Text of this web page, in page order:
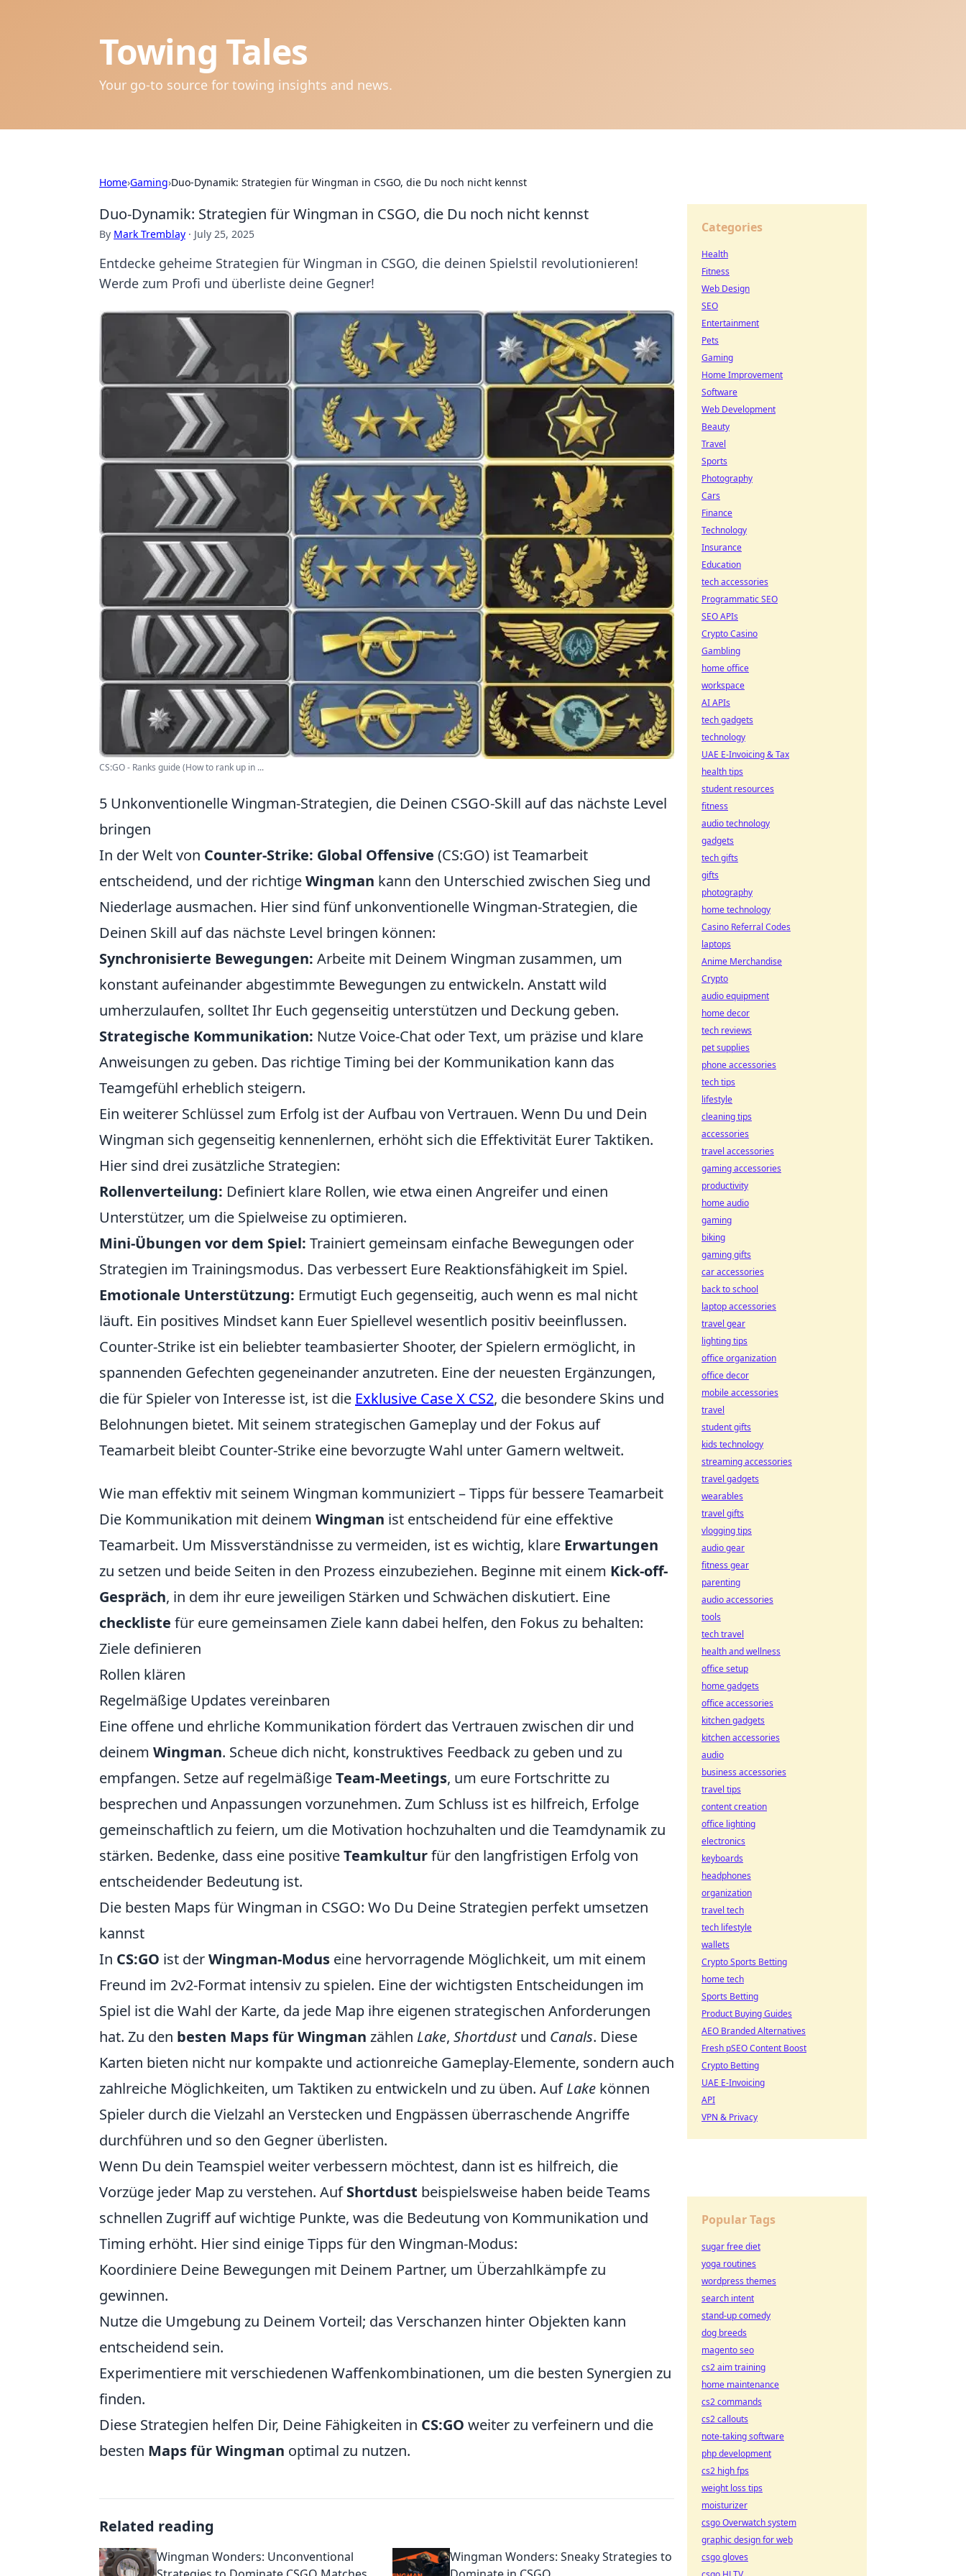
Towing Tales
Your go-to source for towing insights and news.
Home›Gaming›Duo-Dynamik: Strategien für Wingman in CSGO, die Du noch nicht kennst
Duo-Dynamik: Strategien für Wingman in CSGO, die Du noch nicht kennst
By Mark Tremblay · July 25, 2025
Entdecke geheime Strategien für Wingman in CSGO, die deinen Spielstil revolutionieren!
Werde zum Profi und überliste deine Gegner!
CS:GO - Ranks guide (How to rank up in ...
5 Unkonventionelle Wingman-Strategien, die Deinen CSGO-Skill auf das nächste Level
bringen
In der Welt von Counter-Strike: Global Offensive (CS:GO) ist Teamarbeit
entscheidend, und der richtigeWingman kann den Unterschied zwischen Sieg und
Niederlage ausmachen. Hier sind fünf unkonventionelle Wingman-Strategien, die
Deinen Skill auf das nächste Level bringen können:
Synchronisierte Bewegungen: Arbeite mit Deinem Wingman zusammen, um
konstant aufeinander abgestimmte Bewegungen zu entwickeln. Anstatt wild
umherzulaufen, solltet Ihr Euch gegenseitig unterstützen und Deckung geben.
Strategische Kommunikation: Nutze Voice-Chat oder Text, um präzise und klare
Anweisungen zu geben. Das richtige Timing bei der Kommunikation kann das
Teamgefühl erheblich steigern.
Ein weiterer Schlüssel zum Erfolg ist der Aufbau von Vertrauen. Wenn Du und Dein
Wingman sich gegenseitig kennenlernen, erhöht sich die Effektivität Eurer Taktiken.
Hier sind drei zusätzliche Strategien:
Rollenverteilung: Definiert klare Rollen, wie etwa einen Angreifer und einen
Unterstützer, um die Spielweise zu optimieren.
Mini-Übungen vor dem Spiel: Trainiert gemeinsam einfache Bewegungen oder
Strategien im Trainingsmodus. Das verbessert Eure Reaktionsfähigkeit im Spiel.
Emotionale Unterstützung: Ermutigt Euch gegenseitig, auch wenn es mal nicht
läuft. Ein positives Mindset kann Euer Spiellevel wesentlich positiv beeinflussen.
Counter-Strike ist ein beliebter teambasierter Shooter, der Spielern ermöglicht, in
spannenden Gefechten gegeneinander anzutreten. Eine der neuesten Ergänzungen,
die für Spieler von Interesse ist, ist die Exklusive Case X CS2, die besondere Skins und
Belohnungen bietet. Mit seinem strategischen Gameplay und der Fokus auf
Teamarbeit bleibt Counter-Strike eine bevorzugte Wahl unter Gamern weltweit.
Wie man effektiv mit seinem Wingman kommuniziert – Tipps für bessere Teamarbeit
Die Kommunikation mit deinem Wingman ist entscheidend für eine effektive
Teamarbeit. Um Missverständnisse zu vermeiden, ist es wichtig, klare Erwartungen
zu setzen und beide Seiten in den Prozess einzubeziehen. Beginne mit einem Kick-off-
Gespräch, in dem ihr eure jeweiligen Stärken und Schwächen diskutiert. Eine
checkliste für eure gemeinsamen Ziele kann dabei helfen, den Fokus zu behalten:
Ziele definieren
Rollen klären
Regelmäßige Updates vereinbaren
Eine offene und ehrliche Kommunikation fördert das Vertrauen zwischen dir und
deinem Wingman. Scheue dich nicht, konstruktives Feedback zu geben und zu
empfangen. Setze auf regelmäßigeTeam-Meetings, um eure Fortschritte zu
besprechen und Anpassungen vorzunehmen. Zum Schluss ist es hilfreich, Erfolge
gemeinschaftlich zu feiern, um die Motivation hochzuhalten und die Teamdynamik zu
stärken. Bedenke, dass eine positiveTeamkulturfür den langfristigen Erfolg von
entscheidender Bedeutung ist.
Die besten Maps für Wingman in CSGO: Wo Du Deine Strategien perfekt umsetzen
kannst
In CS:GO ist derWingman-Modus eine hervorragende Möglichkeit, um mit einem
Freund im 2v2-Format intensiv zu spielen. Eine der wichtigsten Entscheidungen im
Spiel ist die Wahl der Karte, da jede Map ihre eigenen strategischen Anforderungen
hat. Zu den besten Maps für Wingman zählen Lake, Shortdustund Canals. Diese
Karten bieten nicht nur kompakte und actionreiche Gameplay-Elemente, sondern auch
zahlreiche Möglichkeiten, um Taktiken zu entwickeln und zu üben. AufLake können
Spieler durch die Vielzahl an Verstecken und Engpässen überraschende Angriffe
durchführen und so den Gegner überlisten.
Wenn Du dein Teamspiel weiter verbessern möchtest, dann ist es hilfreich, die
Vorzüge jeder Map zu verstehen. AufShortdust beispielsweise haben beide Teams
schnellen Zugriff auf wichtige Punkte, was die Bedeutung von Kommunikation und
Timing erhöht. Hier sind einige Tipps für den Wingman-Modus:
Koordiniere Deine Bewegungen mit Deinem Partner, um Überzahlkämpfe zu
gewinnen.
Nutze die Umgebung zu Deinem Vorteil; das Verschanzen hinter Objekten kann
entscheidend sein.
Experimentiere mit verschiedenen Waffenkombinationen, um die besten Synergien zu
finden.
Diese Strategien helfen Dir, Deine Fähigkeiten in CS:GO weiter zu verfeinern und die
besten Maps für Wingman optimal zu nutzen.
Related reading
Wingman Wonders: Unconventional
Wingman Wonders: Sneaky Strategies to
Categories
Health
Fitness
Web Design
SEO
Entertainment
Pets
Gaming
Home Improvement
Software
Web Development
Beauty
Travel
Sports
Photography
Cars
Finance
Technology
Insurance
Education
tech accessories
Programmatic SEO
SEO APIs
Crypto Casino
Gambling
home office
workspace
AI APIs
tech gadgets
technology
UAE E-Invoicing & Tax
health tips
student resources
fitness
audio technology
gadgets
tech gifts
gifts
photography
home technology
Casino Referral Codes
laptops
Anime Merchandise
Crypto
audio equipment
home decor
tech reviews
pet supplies
phone accessories
tech tips
lifestyle
cleaning tips
accessories
travel accessories
gaming accessories
productivity
home audio
gaming
biking
gaming gifts
car accessories
back to school
laptop accessories
travel gear
lighting tips
office organization
office decor
mobile accessories
travel
student gifts
kids technology
streaming accessories
travel gadgets
wearables
travel gifts
vlogging tips
audio gear
fitness gear
parenting
audio accessories
tools
tech travel
health and wellness
office setup
home gadgets
office accessories
kitchen gadgets
kitchen accessories
audio
business accessories
travel tips
content creation
office lighting
electronics
keyboards
headphones
organization
travel tech
tech lifestyle
wallets
Crypto Sports Betting
home tech
Sports Betting
Product Buying Guides
AEO Branded Alternatives
Fresh pSEO Content Boost
Crypto Betting
UAE E-Invoicing
API
VPN & Privacy
Popular Tags
sugar free diet
yoga routines
wordpress themes
search intent
stand-up comedy
dog breeds
magento seo
cs2 aim training
home maintenance
cs2 commands
cs2 callouts
note-taking software
php development
cs2 high fps
weight loss tips
moisturizer
csgo Overwatch system
graphic design for web
csgo gloves